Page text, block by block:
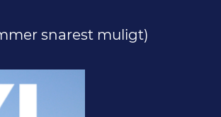
snarest muligt)